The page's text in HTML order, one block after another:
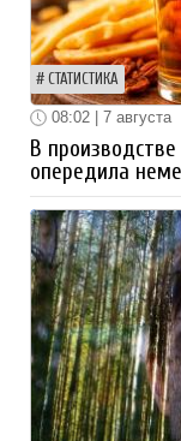
СТАТИСТИКА
08:02 | 7 августа
В
опередила